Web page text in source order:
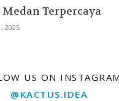
Terpercaya
2025
US ON INSTAGRAM
@KACTUS.IDEA